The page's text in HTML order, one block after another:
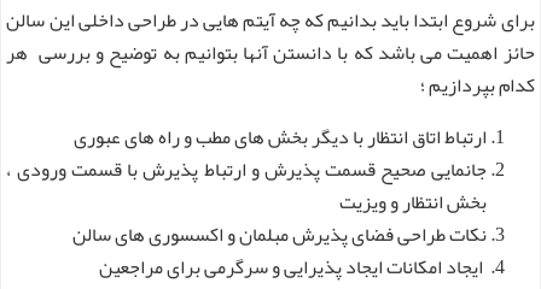
برای شروع ابتدا باید بدانیم که چه آیتم هایی در طراحی داخلی این سالن
حائز اهمیت می باشد که با دانستن آنها بتوانیم به توضیح و بررسی هر
کدام بپردازیم ؛
ارتباط اتاق انتظار با دیگر بخش های مطب و راه های عبوری
جانمایی صحیح قسمت پذیرش و ارتباط پذیرش با قسمت ورودی ،
بخش انتظار و ویزیت
نکات طراحی فضای پذیرش مبلمان و اکسسوری های سالن
ایجاد امکانات ایجاد پذیرایی و سرگرمی برای مراجعین